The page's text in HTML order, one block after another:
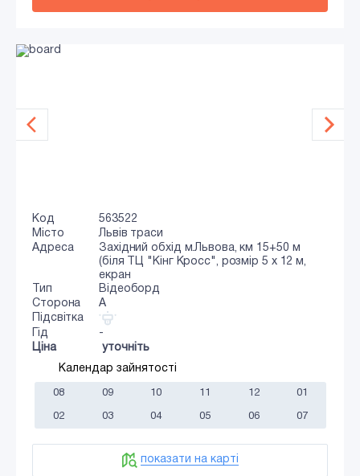
Код
563522
Місто
Львів траси
Адреса
Західний обхід м.Львова, км 15+50 м
(біля ТЦ "Кінг Кросс", розмір 5 х 12 м,
екран
Тип
Відеоборд
Сторона
A
Підсвітка
Гід
-
Ціна
уточніть
Календар зайнятості
08 09 10 11 12 01
02 03 04 05 06 07
показати на карті